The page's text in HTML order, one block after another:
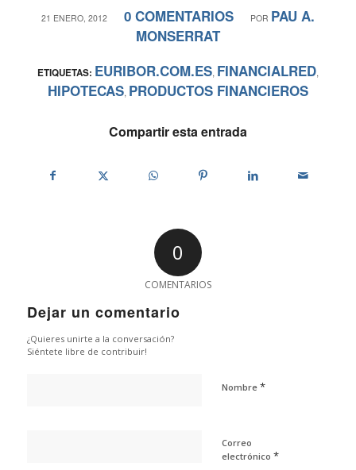
21 ENERO, 2012
/ 0 COMENTARIOS
/ POR PAU A.
MONSERRAT
ETIQUETAS: EURIBOR.COM.ES, FINANCIALRED,
HIPOTECAS, PRODUCTOS FINANCIEROS
Compartir esta entrada
0
COMENTARIOS
Dejar un comentario
¿Quieres unirte a la conversación?
Siéntete libre de contribuir!
Nombre *
Correo
electrónico *